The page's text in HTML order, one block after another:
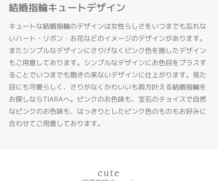
結婚指輪キュートデザイン
キュートな結婚指輪のデザインは女性らしさをいつまでも忘れな
いハート・リボン・お花などのイメージのデザインがあります。
またシンプルなデザインにさりげなくピンク色を施したデザイン
もご用意しております。シンプルなデザインにお色目をプラスす
ることでいつまでも飽きの来ないデザインに仕上がります。見た
目にも可愛らしく、さりがなくかわいいも両方叶える結婚指輪を
お探しならTIARAへ。ピンクのお色味も、宝石のチョイスで自然
なピンクのお色味も、はっきりとしたピンク色のものもお好みに
合わせてご用意しております。
cute